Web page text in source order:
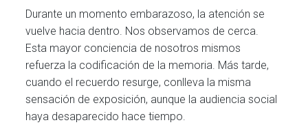
Durante un momento embarazoso, la atención se
vuelve hacia dentro. Nos observamos de cerca.
Esta mayor conciencia de nosotros mismos
refuerza la codificación de la memoria. Más tarde,
cuando el recuerdo resurge, conlleva la misma
sensación de exposición, aunque la audiencia social
haya desaparecido hace tiempo.